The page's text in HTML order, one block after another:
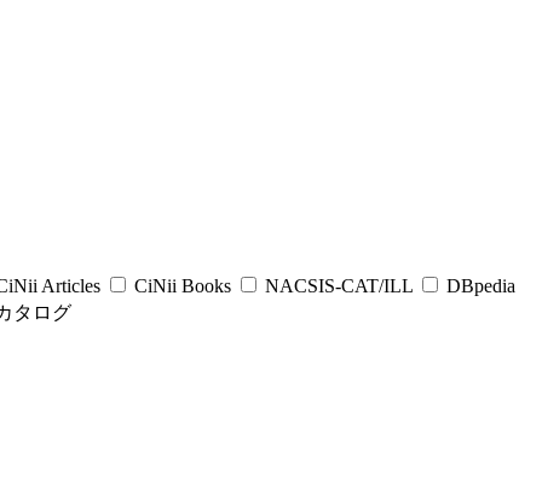
Articles CiNii Books NACSIS-CAT/ILL
DBpedia
タログ